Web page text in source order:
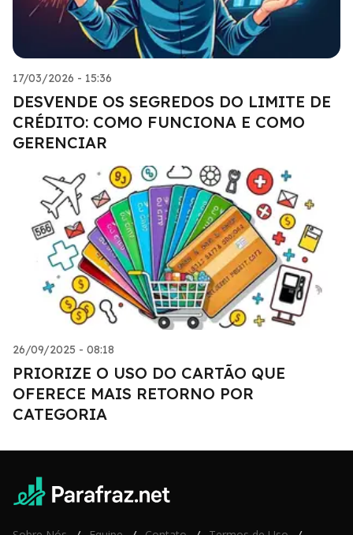
17/03/2026 - 15:36
DESVENDE OS SEGREDOS DO LIMITE DE
CRÉDITO: COMO FUNCIONA E COMO
GERENCIAR
26/09/2025 - 08:18
PRIORIZE O USO DO CARTÃO QUE
OFERECE MAIS RETORNO POR
CATEGORIA